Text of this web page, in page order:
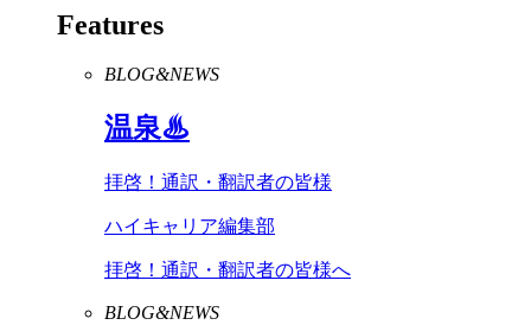
Features
BLOG&NEWS
温泉♨
拝啓！通訳・翻訳者の皆様
ハイキャリア編集部
拝啓！通訳・翻訳者の皆様へ
BLOG&NEWS